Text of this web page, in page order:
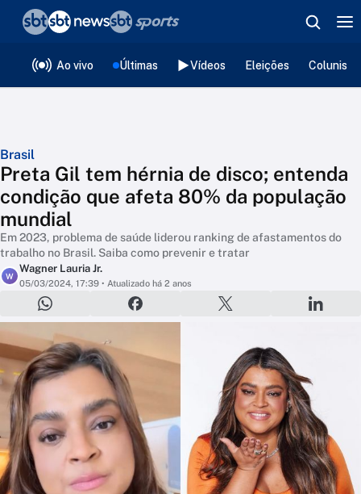
Ao vivo Últimas Vídeos Eleições
Brasil
Preta Gil tem hérnia de disco; entenda
condição que afeta 80% da população
mundial
Em 2023, problema de saúde liderou ranking de afastamentos do
trabalho no Brasil. Saiba como prevenir e tratar
W
Wagner Lauria Jr.
05/03/2024, 17:39 • Atualizado há 2 anos
❮voltar
Editorias